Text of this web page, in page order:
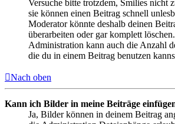
Versuche bitte trotzdem, Smilies nicht
sie können einen Beitrag schnell
Moderator könnte deshalb deinen
überarbeiten oder gar komplett
Administration kann auch die Anzahl
die du in einem Beitrag benutzen
Nach oben
Kann ich Bilder in meine Beiträge
Ja, Bilder können in deinem Beitrag